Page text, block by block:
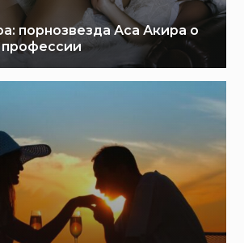
порнозвезда Аса Акира о
профессии